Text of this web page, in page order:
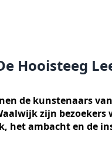
Hooisteeg
de kunstenaars
zijn bezoekers
het ambacht en de